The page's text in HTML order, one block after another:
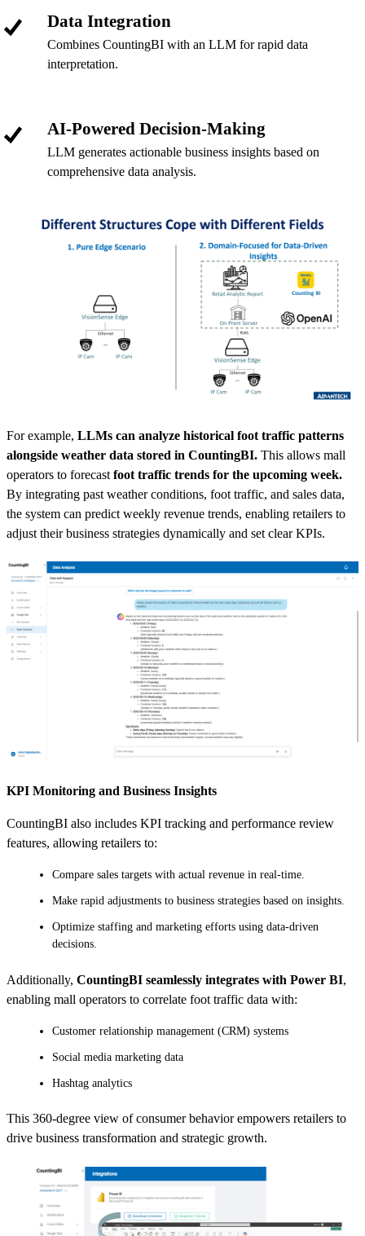
Data Integration
Combines CountingBI with an LLM for rapid data
interpretation.
AI-Powered Decision-Making
LLM generates actionable business insights based on
comprehensive data analysis.
For example, LLMs can analyze historical foot traffic patterns
alongside weather data stored in CountingBI. This allows mall
operators to forecast foot traffic trends for the upcoming week.
By integrating past weather conditions, foot traffic, and sales data,
the system can predict weekly revenue trends, enabling retailers to
adjust their business strategies dynamically and set clear KPIs.
KPI Monitoring and Business Insights
CountingBI also includes KPI tracking and performance review
features, allowing retailers to:
Compare sales targets with actual revenue in real-time.
Make rapid adjustments to business strategies based on insights.
Optimize staffing and marketing efforts using data-driven
decisions.
Additionally, CountingBI seamlessly integrates with Power BI,
enabling mall operators to correlate foot traffic data with:
Customer relationship management (CRM) systems
Social media marketing data
Hashtag analytics
This 360-degree view of consumer behavior empowers retailers to
drive business transformation and strategic growth.